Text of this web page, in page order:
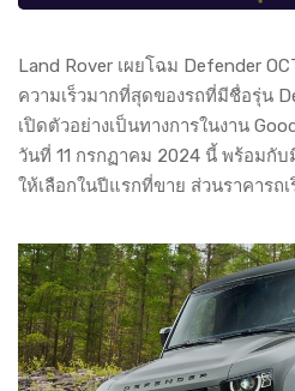
Land Rover เผยโฉม Defender
ความเร็วมากที่สุดของรถที่มีชื่อรุ่น
เปิดตัวอย่างเป็นทางการในงาน
วันที่ 11 กรกฏาคม 2024 นี้ พร้อมกั
ให้เลือกในปีแรกที่ขาย ส่วนราคารถ